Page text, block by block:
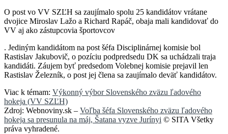
O post vo VV SZĽH sa zaujímalo spolu 25 kandidátov vrátane
dvojice Miroslav Lažo a Richard Rapáč, obaja mali kandidovať do
VV aj ako zástupcovia športovcov
. Jediným kandidátom na post šéfa Disciplinárnej komisie bol
Rastislav Jakubovič, o pozíciu podpredsedu DK sa uchádzali traja
kandidáti. Záujem byť predsedom Volebnej komisie prejavil len
Rastislav Železník, o post jej člena sa zaujímalo deväť kandidátov.
Viac k témam: Výkonný výbor Slovenského zväzu ľadového
hokeja (VV SZĽH)
Zdroj: Webnoviny.sk – Voľba šéfa Slovenského zväzu ľadového
hokeja sa presunula na máj, Šatana vyzve Jurínyi © SITA Všetky
práva vyhradené.